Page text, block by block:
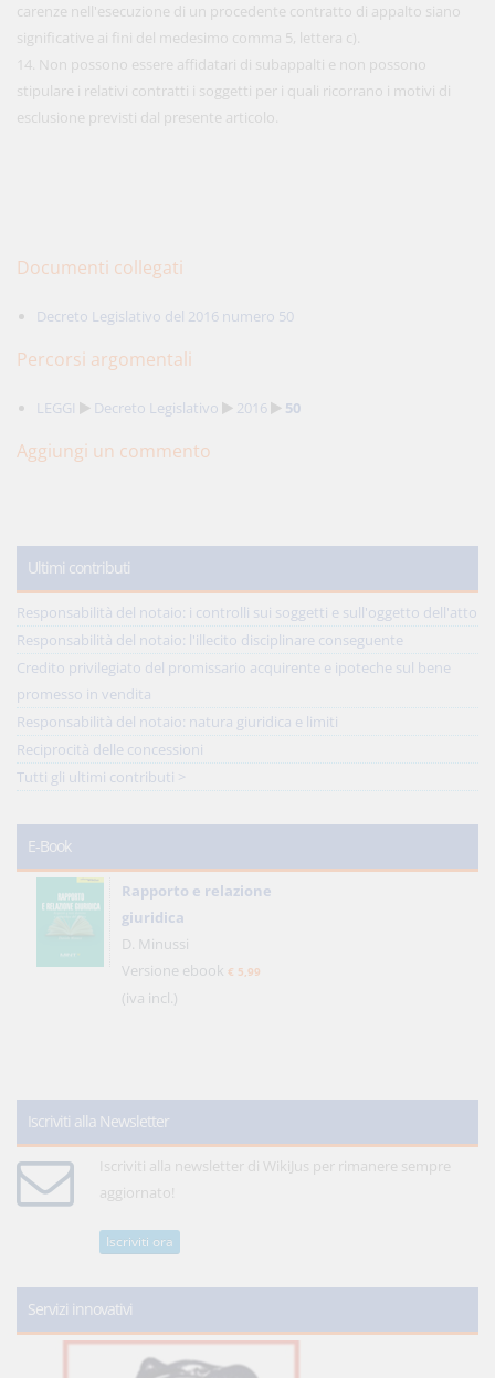
carenze nell'esecuzione di un procedente contratto di appalto siano
significative ai fini del medesimo comma 5, lettera c).
14. Non possono essere affidatari di subappalti e non possono
stipulare i relativi contratti i soggetti per i quali ricorrano i motivi di
esclusione previsti dal presente articolo.
Documenti collegati
Decreto Legislativo del 2016 numero 50
Percorsi argomentali
LEGGI Decreto Legislativo 2016 50
Aggiungi un commento
Ultimi contributi
Responsabilità del notaio: i controlli sui soggetti e sull'oggetto dell'atto
Responsabilità del notaio: l'illecito disciplinare conseguente
Credito privilegiato del promissario acquirente e ipoteche sul bene
promesso in vendita
Responsabilità del notaio: natura giuridica e limiti
Reciprocità delle concessioni
Tutti gli ultimi contributi >
E-Book
Rapporto e relazione
giuridica
D. Minussi
Versione ebook € 5,99
(iva incl.)
Iscriviti alla Newsletter
Iscriviti alla newsletter di WikiJus per rimanere sempre
aggiornato!
Iscriviti ora
Servizi innovativi